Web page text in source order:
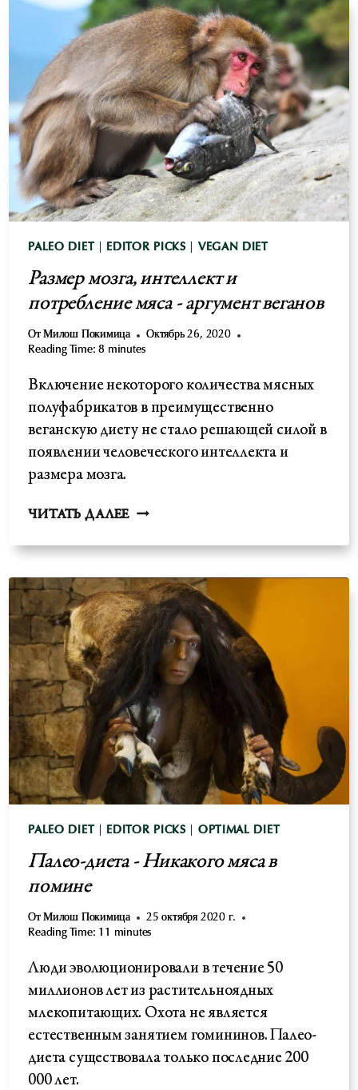
НАСТОЯЩЕЙ
НЕАНДЕРТАЛЬСКОЙ
ДИЕТЕ
PALEO DIET EDITOR PICKS VEGAN DIET
Размер мозга, интеллект и
потребление мяса - аргумент веганов
От Милош Покимица
Октябрь 26, 2020
Reading Time: 8 minutes
Включение некоторого количества мясных
полуфабрикатов в преимущественно
веганскую диету не стало решающей силой в
появлении человеческого интеллекта и
размера мозга.
ЧИТАТЬ ДАЛЕЕ РАЗМЕР
ИНТЕЛЛЕКТ
ПОТРЕБЛЕНИЕ
МЯСА
-
АРГУМЕНТ
ВЕГАНОВ
PALEO DIET EDITOR PICKS OPTIMAL DIET
Палео-диета - Никакого мяса в
помине
От Милош Покимица
25 октября 2020 г.
Reading Time: 11 minutes
Люди эволюционировали в течение 50
миллионов лет из растительноядных
млекопитающих. Охота не является
естественным занятием гомининов. Палео-
диета существовала только последние 200
000 лет.